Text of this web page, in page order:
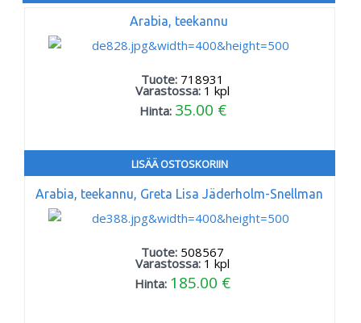
Arabia, teekannu
Tuote: 718931
Varastossa: 1 kpl
Hinta: 35.00 €
LISÄÄ OSTOSKORIIN
Arabia, teekannu, Greta Lisa Jäderholm-Snellman
Tuote: 508567
Varastossa: 1 kpl
Hinta: 185.00 €